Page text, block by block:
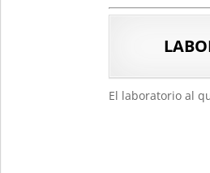
El laboratorio al